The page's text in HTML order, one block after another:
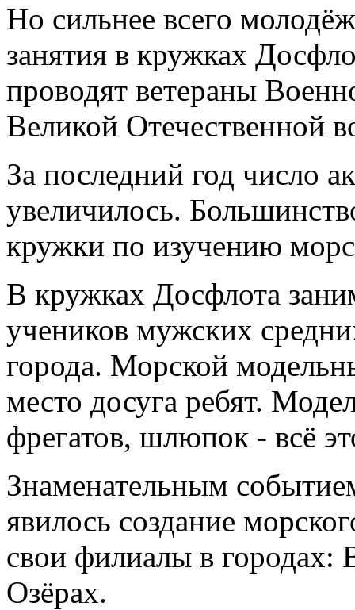
Но сильнее всего
занятия в кружках
проводят ветераны
Великой Отечественной
За последний год число
увеличилось.
кружки по изучению
В кружках Досфлота
учеников мужских
города. Морской
место досуга ребят.
фрегатов, шлюпок - всё
Знаменательным
явилось создание
свои филиалы в городах:
Озёрах.